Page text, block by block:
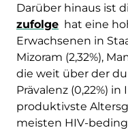
Darüber hinaus ist
zufolge hat eine
Erwachsenen in
Mizoram (2,32%),
die weit über der
Prävalenz (0,22%)
produktivste
meisten HIV-